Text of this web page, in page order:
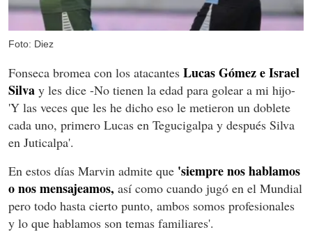
Foto: Diez
Fonseca bromea con los atacantes Lucas Gómez e Israel
Silva y les dice -No tienen la edad para golear a mi hijo-
'Y las veces que les he dicho eso le metieron un doblete
cada uno, primero Lucas en Tegucigalpa y después Silva
en Juticalpa'.
En estos días Marvin admite que 'siempre nos hablamos
o nos mensajeamos, así como cuando jugó en el Mundial
pero todo hasta cierto punto, ambos somos profesionales
y lo que hablamos son temas familiares'.